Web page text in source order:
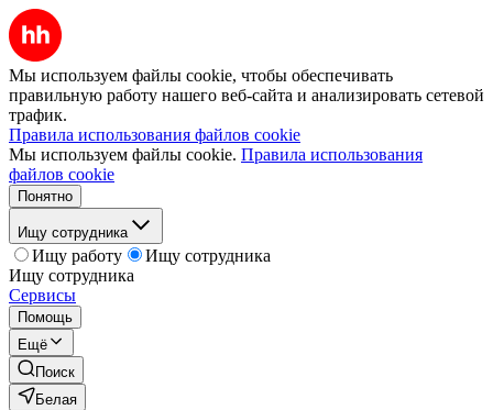
Мы используем файлы cookie, чтобы обеспечивать
правильную работу нашего веб-сайта и анализировать сетевой
трафик.
Правила использования файлов cookie
Мы используем файлы cookie. Правила использования
файлов cookie
Понятно
Ищу сотрудника
Ищу работу
Ищу сотрудника
Ищу сотрудника
Сервисы
Помощь
Ещё
Поиск
Белая